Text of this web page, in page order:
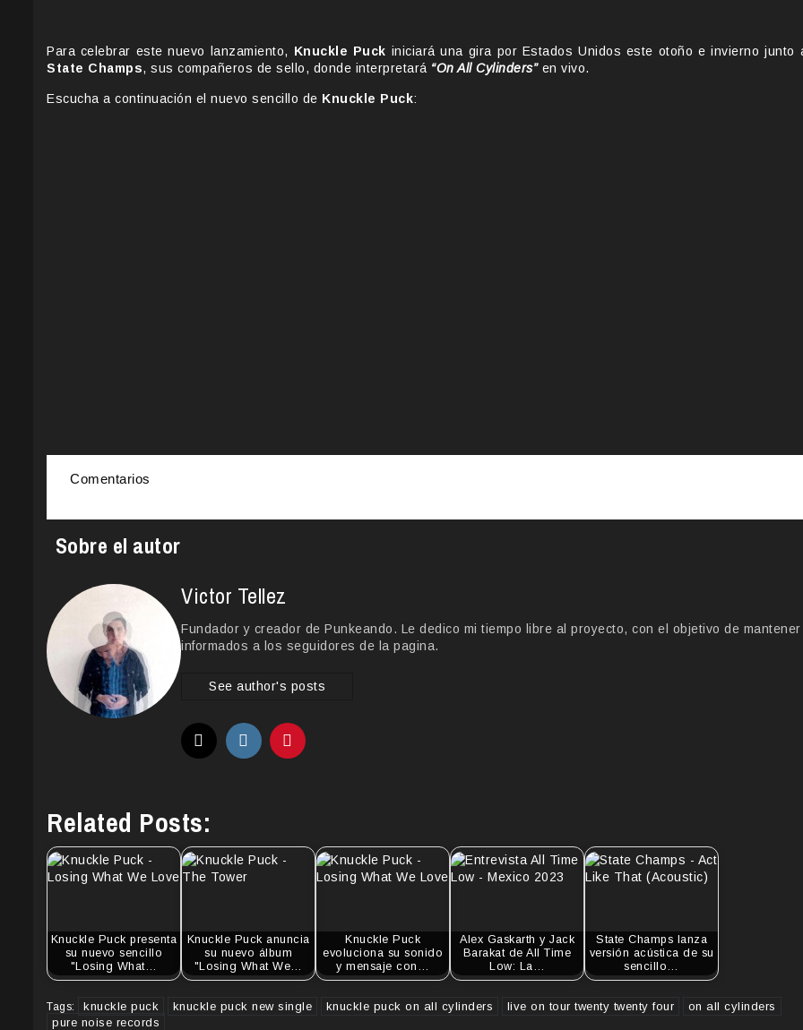
Para celebrar este nuevo lanzamiento, Knuckle Puck iniciará una gira por Estados Unidos este otoño e invierno junto
State Champs, sus compañeros de sello, donde interpretará “On All Cylinders”en vivo.
Escucha a continuación el nuevo sencillo de Knuckle Puck:
Comentarios
Sobre el autor
Victor Tellez
Fundador y creador de Punkeando. Le dedico mi tiempo libre al proyecto, con el objetivo de mantener
informados a los seguidores de la pagina.
See author's posts
Related Posts:
Knuckle Puck presenta
su nuevo sencillo
"Losing What…
Knuckle Puck anuncia
su nuevo álbum
"Losing What We…
Knuckle Puck
evoluciona su sonido
y mensaje con…
Alex Gaskarth y Jack
Barakat de All Time
Low: La…
State Champs lanza
versión acústica de su
sencillo…
Tags: knuckle puck knuckle puck new single knuckle puck on all cylinders live on tour twenty twenty four
on all cylinders
pure noise records